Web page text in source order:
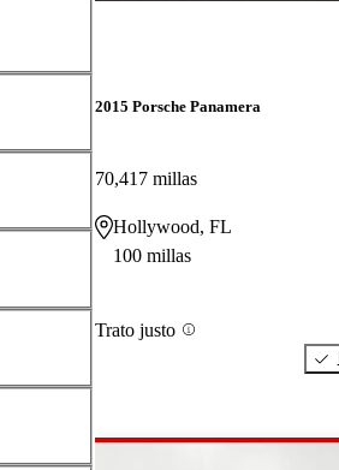
2015 Porsche Panamera
70,417 millas
Hollywood, FL
100 millas
Trato justo